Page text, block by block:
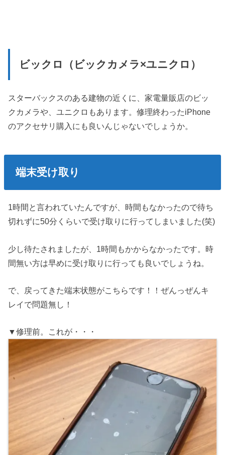
ビックロ（ビックカメラ×ユニクロ）
スターバックスのある建物の近くに、家電量販店のビッ
クカメラや、ユニクロもあります。修理終わったiPhone
のアクセサリ購入にも良いんじゃないでしょうか。
端末受け取り
1時間と言われていたんですが、時間もなかったので待ち
切れずに50分くらいで受け取りに行ってしまいました(笑)
少し待たされましたが、1時間もかからなかったです。時
間無い方は早めに受け取りに行っても良いでしょうね。
で、戻ってきた端末状態がこちらです！！ぜんっぜんキ
レイで問題無し！
▼修理前。これが・・・